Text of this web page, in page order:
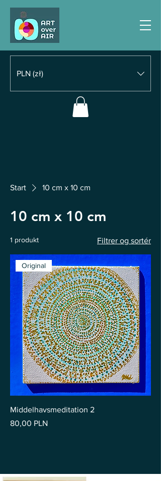
PLN (zł)
Start 10 cm x 10 cm
10 cm x 10 cm
1 produkt Filtrer og sortér
Original
Middelhavsmeditation 2
Pris
80,00 PLN